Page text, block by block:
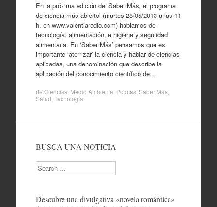
En la próxima edición de ‘Saber Más, el programa
de ciencia más abierto’ (martes 28/05/2013 a las 11
h. en www.valentiaradio.com) hablamos de
tecnología, alimentación, e higiene y seguridad
alimentaria. En ‘Saber Más’ pensamos que es
importante ‘aterrizar’ la ciencia y hablar de ciencias
aplicadas, una denominación que describe la
aplicación del conocimiento científico de…
de Ciencias, Medio Ambiente Podcast Saber Más,
Salud Tecnología
BUSCA UNA NOTICIA
Search
Descubre una divulgativa «novela romántica»